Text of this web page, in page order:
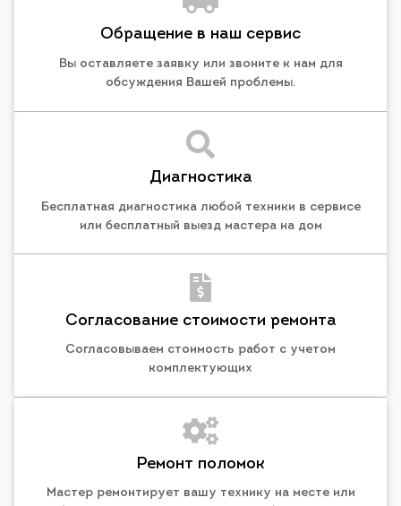
Обращение в наш сервис
Вы оставляете заявку или звоните к нам для
обсуждения Вашей проблемы.
Диагностика
Бесплатная диагностика любой техники в сервисе
или бесплатный выезд мастера на дом
Согласование стоимости ремонта
Согласовываем стоимость работ с учетом
комплектующих
Ремонт поломок
Мастер ремонтирует вашу технику на месте или